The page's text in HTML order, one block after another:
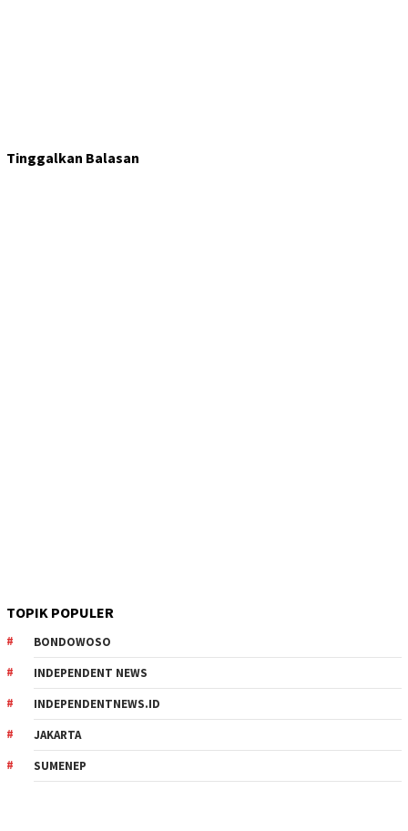
Tinggalkan Balasan
TOPIK POPULER
BONDOWOSO
INDEPENDENT NEWS
INDEPENDENTNEWS.ID
JAKARTA
SUMENEP